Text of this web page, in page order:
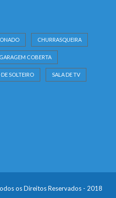
CHURRASQUEIRA
GARAGEM COBERTA
SOLTEIRO SALA DE TV
os Direitos Reservados - 2018